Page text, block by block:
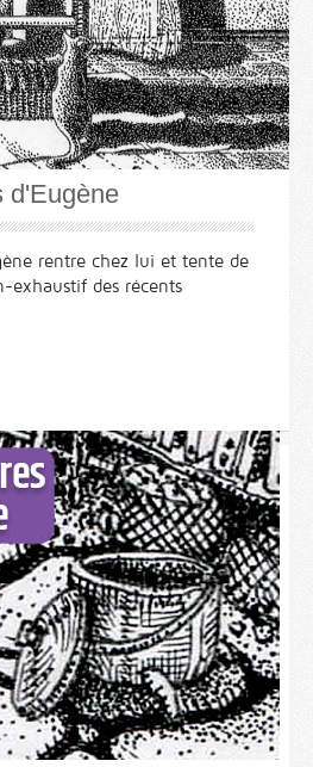
d'Eugène
rentre chez lui et tente de
exhaustif des récents